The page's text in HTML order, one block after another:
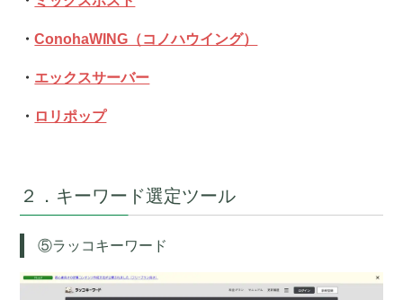
・ConohaWING（コノハウイング）
・ エックスサーバー
・ ロリポップ
２．キーワード選定ツール
⑤ラッコキーワード